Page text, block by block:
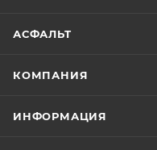
АСФАЛЬТ
КОМПАНИЯ
ИНФОРМАЦИЯ